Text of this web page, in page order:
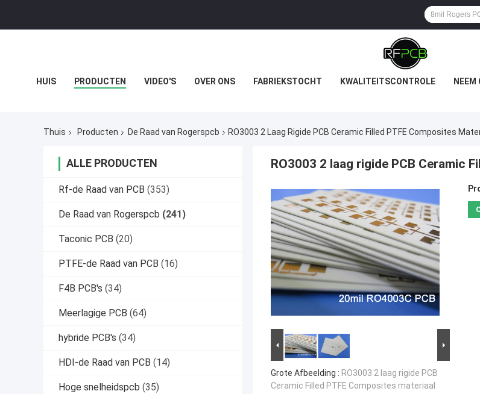
HUIS PRODUCTEN VIDEO'S OVER ONS FABRIEKSTOCHT KWALITEITSCONTROLE
Thuis Producten De Raad van Rogerspcb RO3003 2 Laag Rigide PCB Ceramic Filled PTFE Composites
ALLE PRODUCTEN
Rf-de Raad van PCB (353)
De Raad van Rogerspcb (241)
Taconic PCB (20)
PTFE-de Raad van PCB (16)
F4B PCB's (34)
Meerlagige PCB (64)
hybride PCB's (34)
HDI-de Raad van PCB (14)
Hoge snelheidspcb (35)
RO3003 2 laag rigide PCB Ceramic
Grote Afbeelding : RO3003 2 laag rigide PCB
Ceramic Filled PTFE Composites materiaal